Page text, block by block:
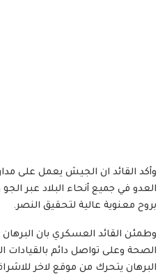
العدو في جميع أنحاء البلاد عبر
بروح معنوية عالية لتحقيق النصر.
وطمئن القائد العسكري بان
الصحة وعلى تواصل دائم بالقيادات
البرهان يتحرك من موقع لاخر